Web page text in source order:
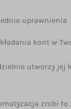
uprawnienia
kont w
utworzy jej
zrobi to